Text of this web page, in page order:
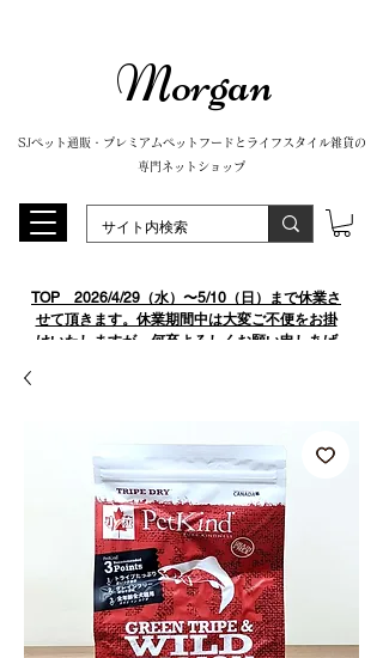
SJペット通販・プレミアムペットフードとライフスタイル雑貨の
専門ネットショップ
Morgan
TOP ​ 2026/4/29（水）〜5/10（日）まで休業さ
せて頂きます。休業期間中は大変ご不便をお掛
けいたしますが、何卒よろしくお願い申しあげ